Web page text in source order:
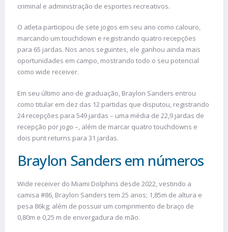
criminal e administração de esportes recreativos.
O atleta participou de sete jogos em seu ano como calouro,
marcando um touchdown e registrando quatro recepções
para 65 jardas. Nos anos seguintes, ele ganhou ainda mais
oportunidades em campo, mostrando todo o seu potencial
como wide receiver.
Em seu último ano de graduação, Braylon Sanders entrou
como titular em dez das 12 partidas que disputou, registrando
24 recepções para 549 jardas – uma média de 22,9 jardas de
recepção por jogo –, além de marcar quatro touchdowns e
dois punt returns para 31 jardas.
Braylon Sanders em números
Wide receiver do Miami Dolphins desde 2022, vestindo a
camisa #86, Braylon Sanders tem 25 anos; 1,85m de altura e
pesa 86kg; além de possuir um comprimento de braço de
0,80m e 0,25 m de envergadura de mão.